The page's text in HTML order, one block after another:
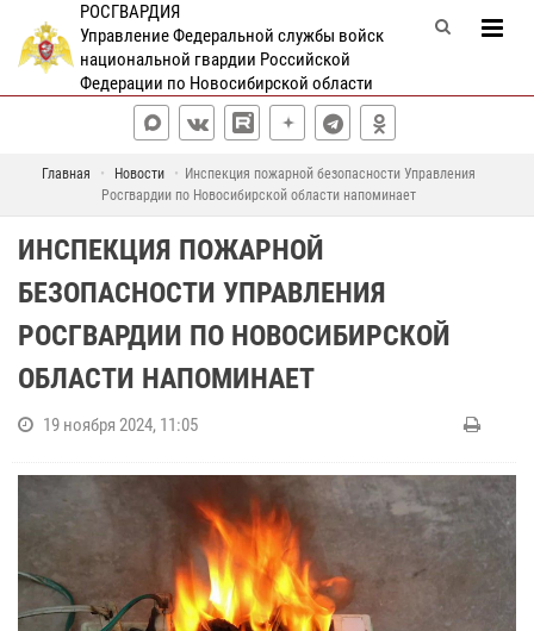
РОСГВАРДИЯ
Управление Федеральной службы войск
национальной гвардии Российской
Федерации по Новосибирской области
Главная Новости
Инспекция пожарной безопасности Управления
Росгвардии по Новосибирской области напоминает
ИНСПЕКЦИЯ ПОЖАРНОЙ
БЕЗОПАСНОСТИ УПРАВЛЕНИЯ
РОСГВАРДИИ ПО НОВОСИБИРСКОЙ
ОБЛАСТИ НАПОМИНАЕТ
19 ноября 2024, 11:05